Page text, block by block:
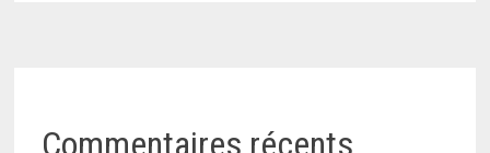
Commentaires récents